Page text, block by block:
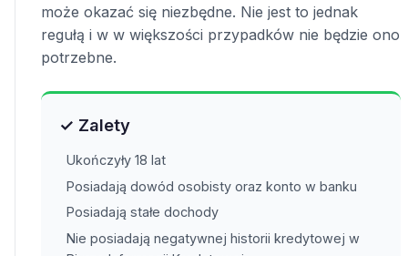
może okazać się niezbędne. Nie jest to jednak
regułą i w w większości przypadków nie będzie ono
potrzebne.
✓ Zalety
Ukończyły 18 lat
Posiadają dowód osobisty oraz konto w banku
Posiadają stałe dochody
Nie posiadają negatywnej historii kredytowej w